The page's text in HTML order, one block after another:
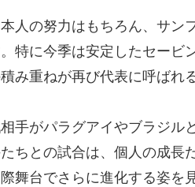
人の努力はもちろん、サン
特に今季は安定したセービ
み重ねが再び代表に呼ばれ
手がパラグアイやブラジル
ちとの試合は、個人の成長
舞台でさらに進化する姿を